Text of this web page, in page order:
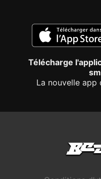
Télécharge
La nouvelle app